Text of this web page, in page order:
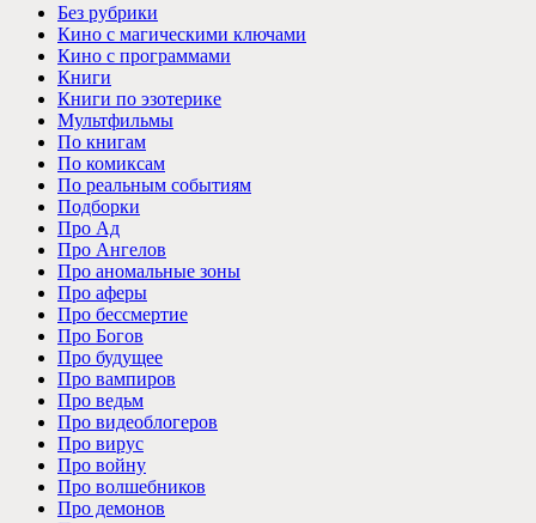
Без рубрики
Кино с магическими ключами
Кино с программами
Книги
Книги по эзотерике
Мультфильмы
По книгам
По комиксам
По реальным событиям
Подборки
Про Ад
Про Ангелов
Про аномальные зоны
Про аферы
Про бессмертие
Про Богов
Про будущее
Про вампиров
Про ведьм
Про видеоблогеров
Про вирус
Про войну
Про волшебников
Про демонов